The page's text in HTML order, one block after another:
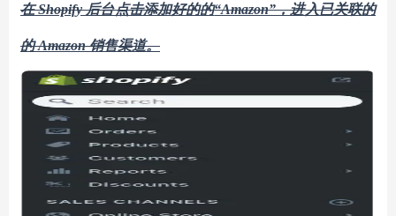
在Shopify 后台点击添加好的的“Amazon”，进入已关联的
的Amazon 销售渠道。